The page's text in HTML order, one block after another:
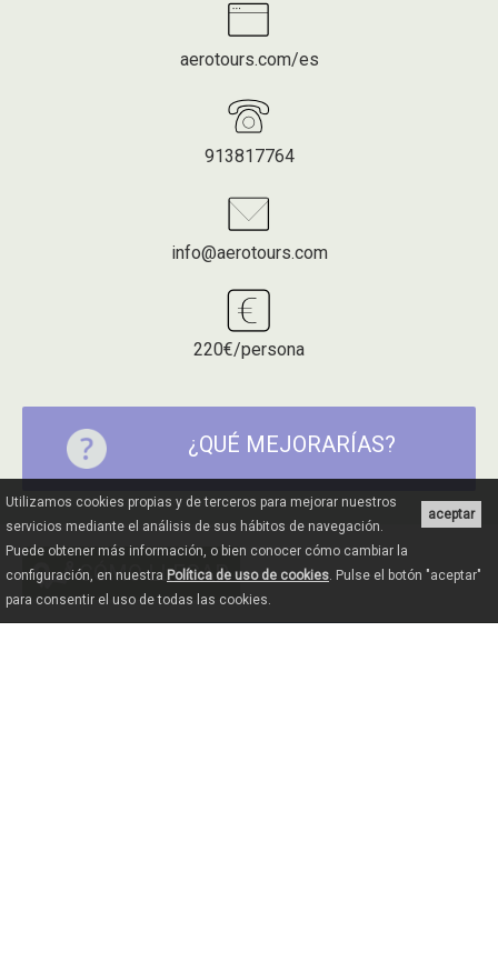
aerotours.com/es
913817764
info@aerotours.com
220€/persona
¿QUÉ MEJORARÍAS?
CÓMO LLEGAR
aceptar
Utilizamos cookies propias y de terceros para mejorar nuestros
servicios mediante el análisis de sus hábitos de navegación.
Puede obtener más información, o bien conocer cómo cambiar la
configuración, en nuestra Política de uso de cookies. Pulse el botón "aceptar"
para consentir el uso de todas las cookies.